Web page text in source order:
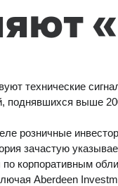
технические
поднявшихся выше
розничные
зачастую
корпоративным
Aberdeen